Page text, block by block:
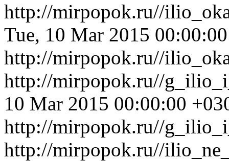
http://mirpopok.ru//
Tue, 10 Mar 2015
http://mirpopok.ru//
http://mirpopok.ru//
10 Mar 2015 00:00:00
http://mirpopok.ru//
http://mirpopok.ru//